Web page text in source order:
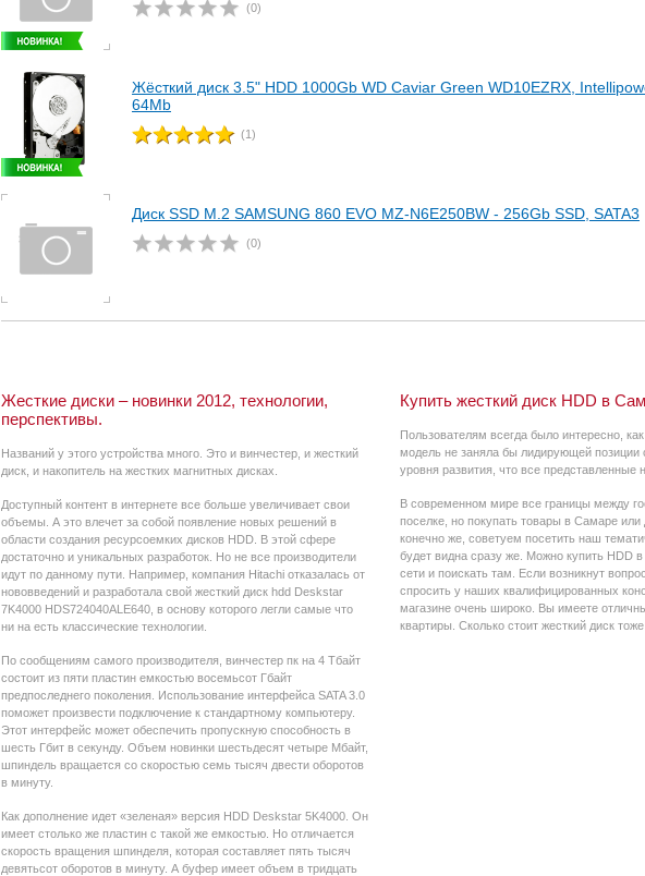
(0)
Жёсткий диск 3.5" HDD 1000Gb WD Caviar Green WD10EZRX,
64Mb
(1)
Диск SSD M.2 SAMSUNG 860 EVO MZ-N6E250BW - 256Gb SSD, SATA3
(0)
Жесткие диски – новинки 2012, технологии,
перспективы.
Названий у этого устройства много. Это и винчестер, и жесткий
диск, и накопитель на жестких магнитных дисках.
Доступный контент в интернете все больше увеличивает свои
объемы. А это влечет за собой появление новых решений в
области создания ресурсоемких дисков HDD. В этой сфере
достаточно и уникальных разработок. Но не все производители
идут по данному пути. Например, компания Hitachi отказалась от
нововведений и разработала свой жесткий диск hdd Deskstar
7K4000 HDS724040ALE640, в основу которого легли самые что
ни на есть классические технологии.
По сообщениям самого производителя, винчестер пк на 4 Тбайт
состоит из пяти пластин емкостью восемьсот Гбайт
предпоследнего поколения. Использование интерфейса SATA 3.0
поможет произвести подключение к стандартному компьютеру.
Этот интерфейс может обеспечить пропускную способность в
шесть Гбит в секунду. Объем новинки шестьдесят четыре Мбайт,
шпиндель вращается со скоростью семь тысяч двести оборотов
в минуту.
Как дополнение идет «зеленая» версия HDD Deskstar 5K4000. Он
имеет столько же пластин с такой же емкостью. Но отличается
скорость вращения шпинделя, которая составляет пять тысяч
девятьсот оборотов в минуту. А буфер имеет объем в тридцать
Купить жесткий диск HDD в
Пользователям всегда было интересно,
модель не заняла бы лидирующей позиции
уровня развития, что все
В современном мире все границы между
поселке, но покупать товары в Самаре
конечно же, советуем посетить наш
будет видна сразу же. Можно купить HDD
сети и поискать там. Если возникнут
спросить у наших квалифицированных
магазине очень широко. Вы имеете
квартиры. Сколько стоит жесткий диск